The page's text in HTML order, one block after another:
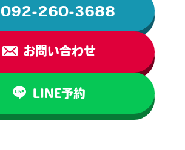
092-260-3688
お問い合わせ
LINE予約